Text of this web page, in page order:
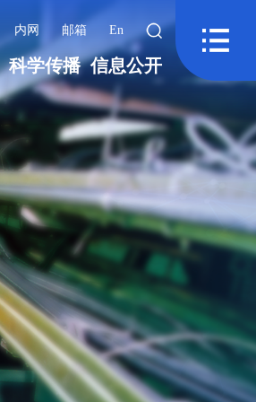
内网 邮箱 En
科学传播 信息公开